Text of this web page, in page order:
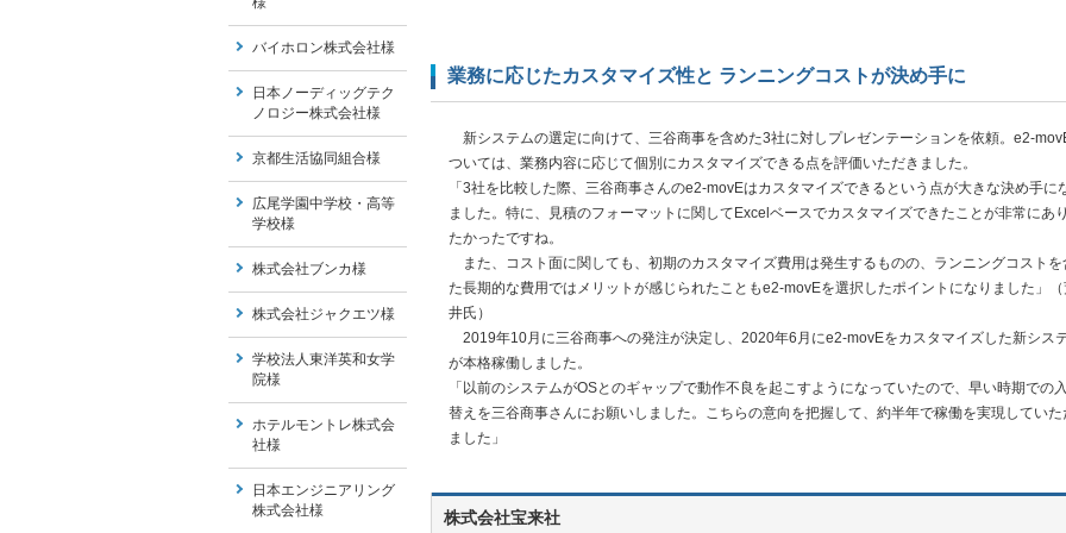
業務に応じたカスタマイズ性と ランニングコストが決め手に
新システムの選定に向けて、三谷商事を含めた3社に対しプレゼンテーションを依頼。e2-
ついては、業務内容に応じて個別にカスタマイズできる点を評価いただきました。
「3社を比較した際、三谷商事さんのe2-movEはカスタマイズできるという点が大きな決め手に
ました。特に、見積のフォーマットに関してExcelベースでカスタマイズできたことが非常にあ
たかったですね。
また、コスト面に関しても、初期のカスタマイズ費用は発生するものの、ランニングコストを
た長期的な費用ではメリットが感じられたこともe2-movEを選択したポイントになりました」
井氏）
2019年10月に三谷商事への発注が決定し、2020年6月にe2-movEをカスタマイズした新シス
が本格稼働しました。
「以前のシステムがOSとのギャップで動作不良を起こすようになっていたので、早い時期での
替えを三谷商事さんにお願いしました。こちらの意向を把握して、約半年で稼働を実現していた
ました」
株式会社宝来社
バイホロン株式会社様
日本ノーディッグテク
ノロジー株式会社様
京都生活協同組合様
広尾学園中学校・高等
学校様
株式会社ブンカ様
株式会社ジャクエツ様
学校法人東洋英和女学
院様
ホテルモントレ株式会
社様
日本エンジニアリング
株式会社様